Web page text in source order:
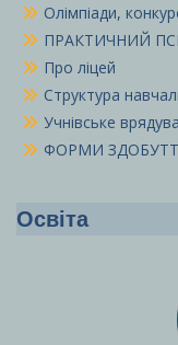
Олімпіади,
ПРАКТИЧНИЙ
Про ліцей
Структура
Учнівське
ФОРМИ
Освіта